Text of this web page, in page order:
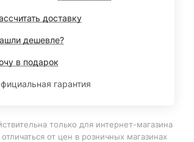
доставку
дешевле?
в подарок
гарантия
только для интернет-магазина
от цен в розничных магазинах